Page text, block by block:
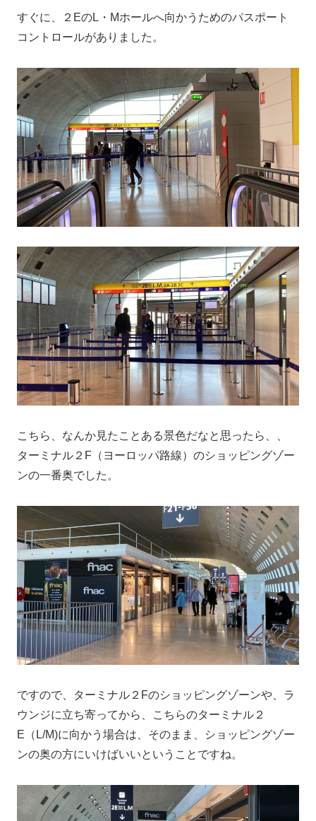
すぐに、２EのL・Mホールへ向かうためのパスポート
コントロールがありました。
こちら、なんか見たことある景色だなと思ったら、、
ターミナル２F（ヨーロッパ路線）のショッピングゾー
ンの一番奥でした。
ですので、ターミナル２Fのショッピングゾーンや、ラ
ウンジに立ち寄ってから、こちらのターミナル２
E（L/M)に向かう場合は、そのまま、ショッピングゾー
ンの奥の方にいけばいいということですね。